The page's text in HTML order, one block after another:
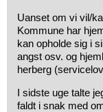
Uanset om vi vil/
Kommune har
kan opholde sig i
angst osv. og
herberg
I sidste uge talte
faldt i snak med